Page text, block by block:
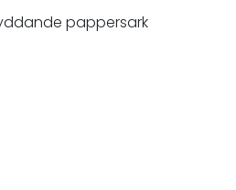
pappersark